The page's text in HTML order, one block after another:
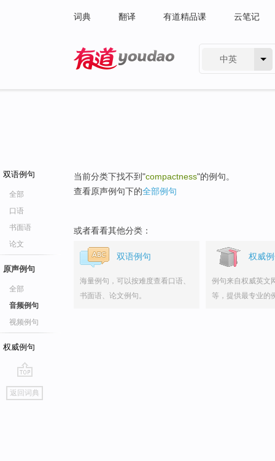
词典 翻译 有道精品课 云笔记
中英
双语例句
全部
口语
书面语
论文
原声例句
全部
音频例句
视频例句
权威例句
go
top
返回词典
当前分类下找不到"compactness"的例句。
查看原声例句下的全部例句
或者看看其他分类：
双语例句
海量例句，可以按难度查看口语、
书面语、论文例句。
权威
例句来自权威英文
等，提供最专业的